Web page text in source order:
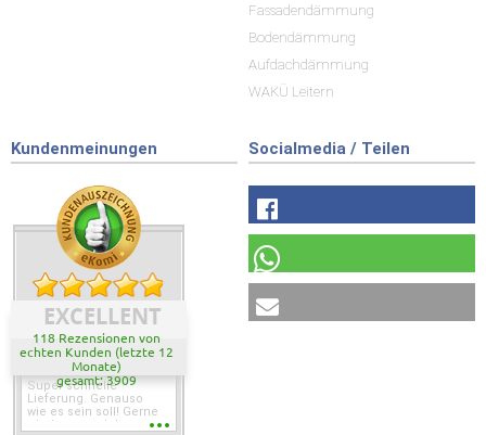
Fassadendämmung
Bodendämmung
Aufdachdämmung
WAKÜ Leitern
Kundenmeinungen
EXCELLENT
118 Rezensionen von
echten Kunden (letzte 12
Monate)
gesamt: 3909
Super schnelle
Lieferung. Genauso
wie es sein soll! Gerne
wieder wenn ich was
Socialmedia / Teilen